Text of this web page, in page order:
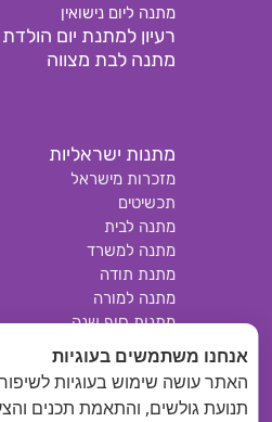
מתנה ליום נישואין
רעיון למתנת יום הולדת
מתנה לבת מצווה
מתנות ישראליות
מזכרות מישראל
תכשיטים
מתנה לבית
מתנה למשרד
מתנת תודה
מתנה למורה
מתנות סוף שנה
מתנה לידה
מבצעים
אנחנו משתמשים בעוגיות
האתר עושה שימוש בעוגיות לשיפור
תנועת גולשים, והתאמת תכנים